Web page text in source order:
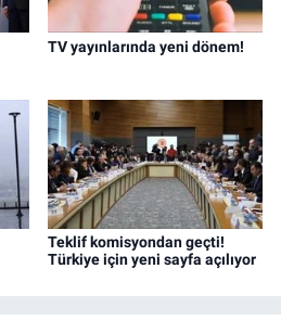
TV yayınlarında yeni dönem!
Teklif komisyondan geçti!
Türkiye için yeni sayfa açılıyor